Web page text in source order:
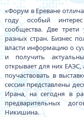
«Форум в Ереване
году особый
сообщества. Две трети
разных стран. Бизнес
власти информацию о
и получить
открывает для них ЕАЭС,
поучаствовать в
сессии представлены
Ирана, на сегодня в
предварительных
Никишина.